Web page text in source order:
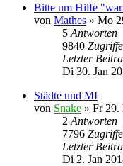
Bitte um Hilfe
von Mathes » Mo
5 Antworten
9840 Zugriffe
Letzter
Di 30. Jan
Städte und MI
von Snake » Fr 29.
2 Antworten
7796 Zugriffe
Letzter
Di 2. Jan